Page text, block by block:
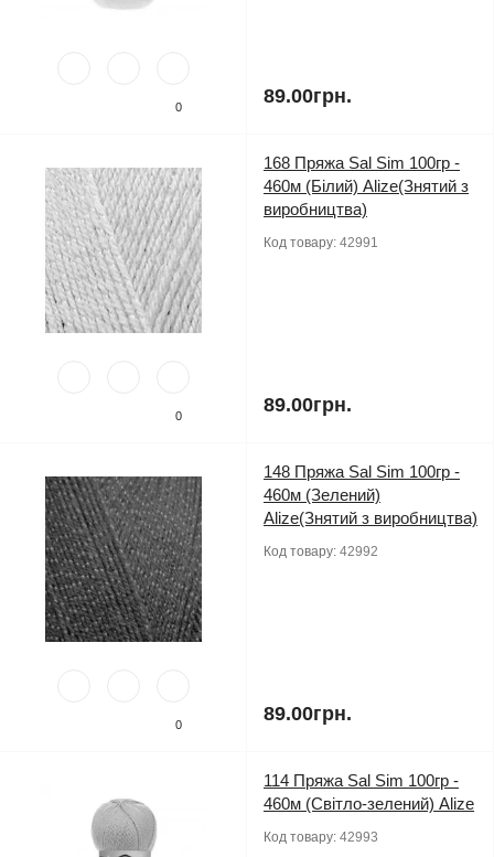
0 89.00грн.
0
168 Пряжа Sal Sim 100гр -
460м (Білий) Alize(Знятий з
виробництва)
Код товару: 42991
89.00грн.
0
148 Пряжа Sal Sim 100гр -
460м (Зелений)
Alize(Знятий з виробництва)
Код товару: 42992
89.00грн.
114 Пряжа Sal Sim 100гр -
460м (Світло-зелений) Alize
Код товару: 42993